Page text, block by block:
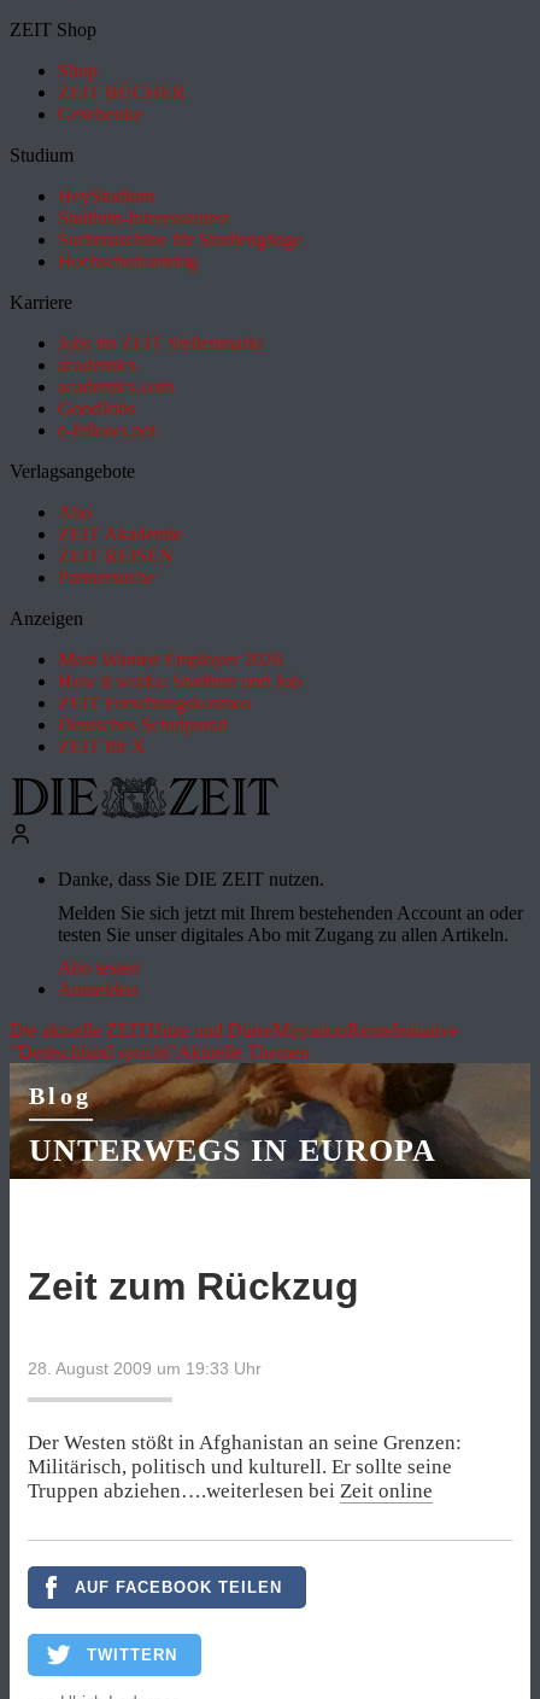
ZEIT Shop
Shop
ZEIT BÜCHER
Geschenke
Studium
HeyStudium
Studium-Interessentest
Suchmaschine für Studiengänge
Hochschulranking
Karriere
Jobs im ZEIT Stellenmarkt
academics
academics.com
GoodJobs
e-fellows.net
Verlagsangebote
Abo
ZEIT Akademie
ZEIT REISEN
Partnersuche
Anzeigen
Most Wanted Employer 2026
How it works: Studium und Job
ZEIT Forschungskosmos
Deutsches Schulportal
ZEIT für X
Danke, dass Sie DIE ZEIT nutzen.
Melden Sie sich jetzt mit Ihrem bestehenden Account an oder
testen Sie unser digitales Abo mit Zugang zu allen Artikeln.
Abo testen
Anmelden
Die aktuelle ZEITHitze und DürreMigrationRenteInitiative
"Deutschland spricht"Aktuelle Themen
Blog
UNTERWEGS IN EUROPA
Zeit zum Rückzug
28. August 2009 um 19:33 Uhr
Der Westen stößt in Afghanistan an seine Grenzen:
Militärisch, politisch und kulturell. Er sollte seine
Truppen abziehen….weiterlesen bei Zeit online
AUF FACEBOOK TEILEN
TWITTERN